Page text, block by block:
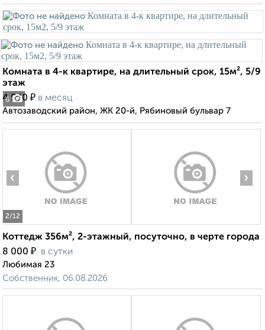
6
Комната в 4-к квартире, на длительный срок, 15м², 5/9
этаж
4 500 ₽ в месяц
Автозаводский район, ЖК 20-й, Рябиновый бульвар 7
2/12
‹ ›
Коттедж 356м², 2-этажный, посуточно, в черте города
8 000 ₽ в сутки
Любимая 23
Собственник, 06.08.2026